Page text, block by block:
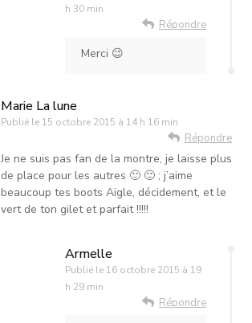
h 30 min
Répondre
Merci 😉
Marie La lune
Publié le 15 octobre 2015 à 14 h 16 min
Répondre
Je ne suis pas fan de la montre, je laisse plus
de place pour les autres 🙂 🙂 ; j’aime
beaucoup tes boots Aigle, décidement, et le
vert de ton gilet et parfait !!!!!
Armelle
Publié le 16 octobre 2015 à 19
h 29 min
Répondre